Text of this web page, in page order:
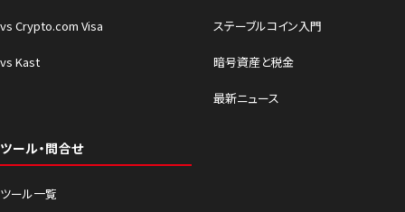
vs Crypto.com Visa
vs Kast
ステーブルコイン入門
暗号資産と税金
最新ニュース
ツール・問合せ
ツール一覧